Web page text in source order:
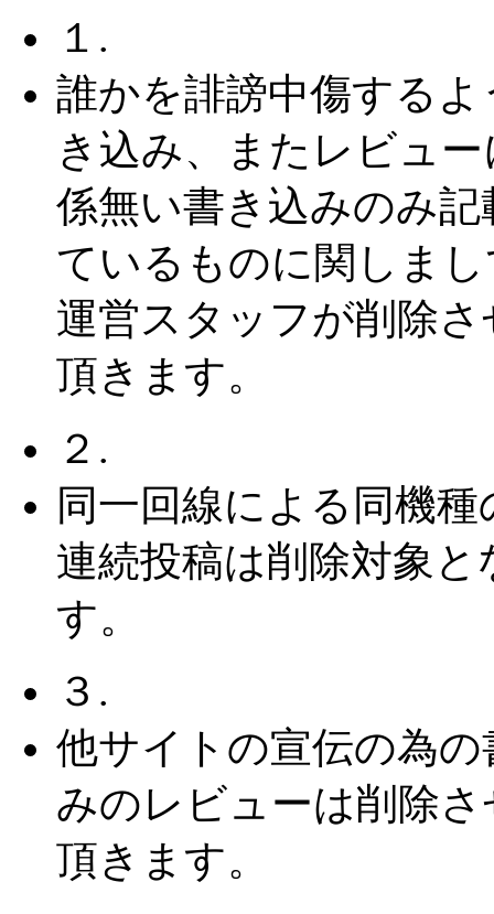
１.
誰かを誹謗中傷するよ
き込み、またレビュー
係無い書き込みのみ記
ているものに関しま
運営スタッフが削除さ
頂きます。
２.
同一回線による同機種
連続投稿は削除対象と
す。
３.
他サイトの宣伝の為の
みのレビューは削除さ
頂きます。